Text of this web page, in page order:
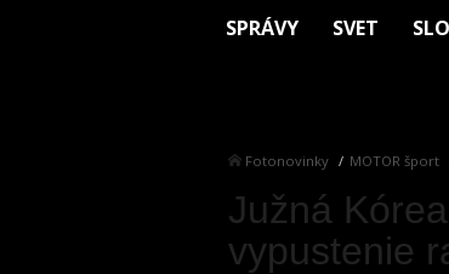
SPRÁVY SVET
Fotonovinky MOTOR šport
Južná
vypustenie